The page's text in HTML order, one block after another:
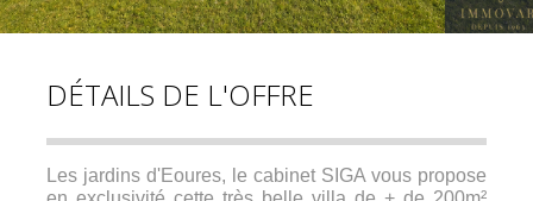
DÉTAILS DE L'OFFRE
Les jardins d'Eoures, le cabinet SIGA vous propose